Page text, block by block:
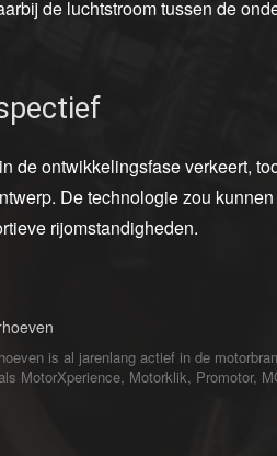
de luchtstroom tussen de
de ontwikkelingsfase verkeert,
De technologie zou
rijomstandigheden.
is al jarenlang actief in de
MotorXperience, Motorklik, Promotor,